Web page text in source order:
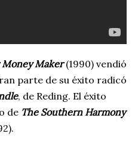
Money Maker(1990) vendió
parte de su éxito radicó
, de Reding. El éxito
de The Southern Harmony